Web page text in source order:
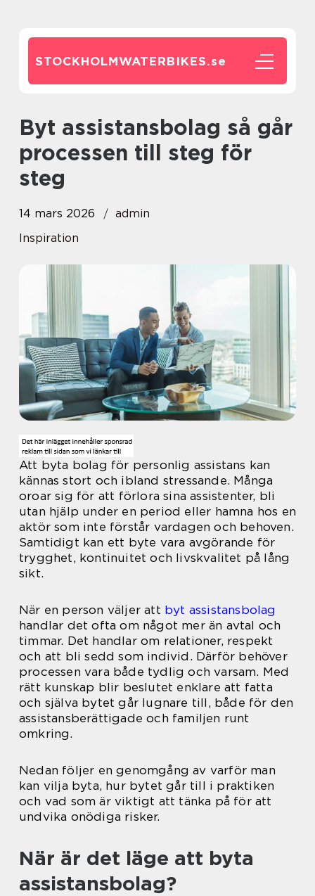
STOCKHOLMWATERBIKES.se
Byt assistansbolag så går
processen till steg för
steg
14 mars 2026
admin
Inspiration
Att byta bolag för personlig assistans kan
kännas stort och ibland stressande. Många
oroar sig för att förlora sina assistenter, bli
utan hjälp under en period eller hamna hos en
aktör som inte förstår vardagen och behoven.
Samtidigt kan ett byte vara avgörande för
trygghet, kontinuitet och livskvalitet på lång
sikt.
När en person väljer att byt assistansbolag
handlar det ofta om något mer än avtal och
timmar. Det handlar om relationer, respekt
och att bli sedd som individ. Därför behöver
processen vara både tydlig och varsam. Med
rätt kunskap blir beslutet enklare att fatta
och själva bytet går lugnare till, både för den
assistansberättigade och familjen runt
omkring.
Nedan följer en genomgång av varför man
kan vilja byta, hur bytet går till i praktiken
och vad som är viktigt att tänka på för att
undvika onödiga risker.
När är det läge att byta
assistansbolag?